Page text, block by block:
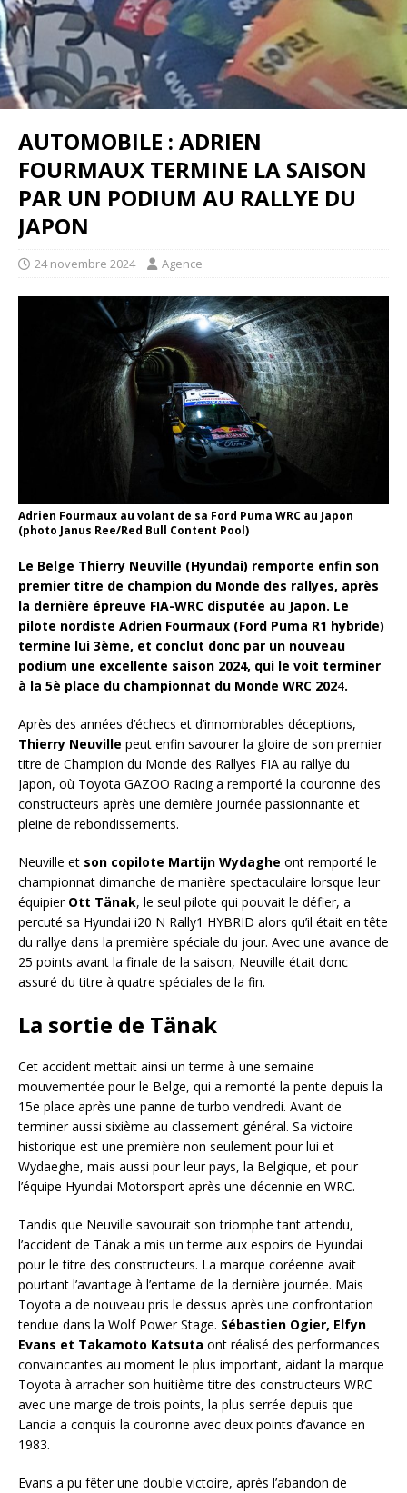
AUTOMOBILE : ADRIEN
FOURMAUX TERMINE LA SAISON
PAR UN PODIUM AU RALLYE DU
JAPON
24 novembre 2024 Agence
Adrien Fourmaux au volant de sa Ford Puma WRC au Japon
(photo Janus Ree/Red Bull Content Pool)
Le Belge Thierry Neuville (Hyundai) remporte enfin son
premier titre de champion du Monde des rallyes, après
la dernière épreuve FIA-WRC disputée au Japon. Le
pilote nordiste Adrien Fourmaux (Ford Puma R1 hybride)
termine lui 3ème, et conclut donc par un nouveau
podium une excellente saison 2024, qui le voit terminer
à la 5è place du championnat du Monde WRC 2024.
Après des années d’échecs et d’innombrables déceptions,
Thierry Neuville peut enfin savourer la gloire de son premier
titre de Champion du Monde des Rallyes FIA au rallye du
Japon, où Toyota GAZOO Racing a remporté la couronne des
constructeurs après une dernière journée passionnante et
pleine de rebondissements.
Neuville et son copilote Martijn Wydaghe ont remporté le
championnat dimanche de manière spectaculaire lorsque leur
équipier Ott Tänak, le seul pilote qui pouvait le défier, a
percuté sa Hyundai i20 N Rally1 HYBRID alors qu’il était en tête
du rallye dans la première spéciale du jour. Avec une avance de
25 points avant la finale de la saison, Neuville était donc
assuré du titre à quatre spéciales de la fin.
La sortie de Tänak
Cet accident mettait ainsi un terme à une semaine
mouvementée pour le Belge, qui a remonté la pente depuis la
15e place après une panne de turbo vendredi. Avant de
terminer aussi sixième au classement général. Sa victoire
historique est une première non seulement pour lui et
Wydaeghe, mais aussi pour leur pays, la Belgique, et pour
l’équipe Hyundai Motorsport après une décennie en WRC.
Tandis que Neuville savourait son triomphe tant attendu,
l’accident de Tänak a mis un terme aux espoirs de Hyundai
pour le titre des constructeurs. La marque coréenne avait
pourtant l’avantage à l’entame de la dernière journée. Mais
Toyota a de nouveau pris le dessus après une confrontation
tendue dans la Wolf Power Stage. Sébastien Ogier, Elfyn
Evans et Takamoto Katsuta ont réalisé des performances
convaincantes au moment le plus important, aidant la marque
Toyota à arracher son huitième titre des constructeurs WRC
avec une marge de trois points, la plus serrée depuis que
Lancia a conquis la couronne avec deux points d’avance en
1983.
Evans a pu fêter une double victoire, après l’abandon de